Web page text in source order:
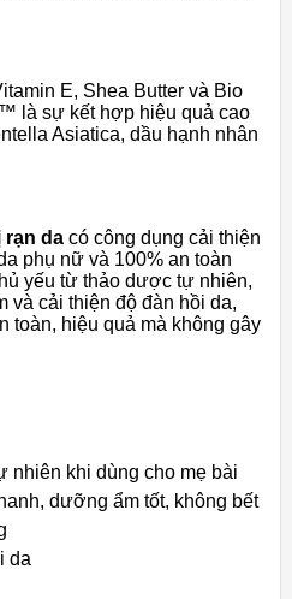
E, Shea Butter và Bio
là sự kết hợp hiệu quả cao
Asiatica, dầu hạnh nhân
rạn da có công dụng cải thiện
phụ nữ và 100% an toàn
yếu từ thảo dược tự nhiên,
và cải thiện độ đàn hồi da,
toàn, hiệu quả mà không gây
nhiên khi dùng cho mẹ bài
dưỡng ẩm tốt, không bết
da